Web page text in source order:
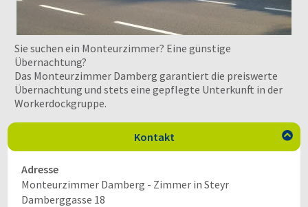
Sie suchen ein Monteurzimmer? Eine günstige
Übernachtung?
Das Monteurzimmer Damberg garantiert die preiswerte
Übernachtung und stets eine gepflegte Unterkunft in der
Workerdockgruppe.
Kontakt 
Adresse
Monteurzimmer Damberg - Zimmer in Steyr
Damberggasse 18